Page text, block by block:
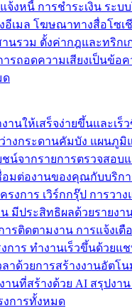
จ้งหนี้ การชำระเงิน ระ
เมล โฆษณาทางสื่อโซเ
นรวม ตั้งค่ากฎและทริกเ
ารถอดความเสียงเป็นข้
ด
านให้เสร็จง่ายขึ้นและเร็
างกระดานคัมบัง แผนภูมิ
ชน์จากรายการตรวจสอบ
อมต่องานของคุณกับบริก
รงการ เวิร์กกรุ๊ป การวา
มีประสิทธิผลด้วยรายง
ารติดตามงาน การแจ้งเ
การ ทํางานเร็วขึ้นด้วยแ
ลาด้วยการสร้างงานอัตโ
านที่สร้างด้วย AI สรุปงา
การทั้งหมด